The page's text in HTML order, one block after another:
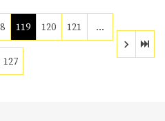
119 120 121 …
127